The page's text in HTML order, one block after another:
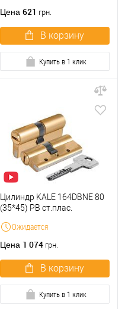
Цена 621 грн.
В корзину
Купить в 1 клик
Ожидается
Цилиндр KALE 164DBNE 80
(35*45) PB ст.плас.
Цена 1 074 грн.
В корзину
Купить в 1 клик